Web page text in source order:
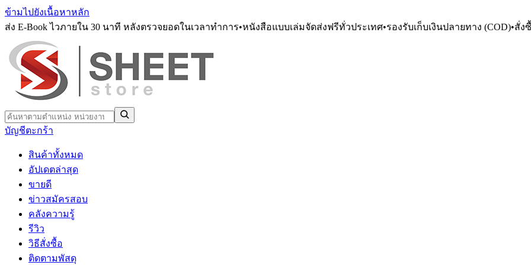
ข้ามไปยังเนื้อหาหลัก
ส่ง E-Book ไวภายใน 30 นาที หลังตรวจยอดในเวลาทำการ•หนังสือแบบเล่มจัดส่งฟรีทั่วประเทศ•รองรับเก็บเงินปลายทาง (COD)•สั่ง
บัญชีตะกร้า
สินค้าทั้งหมด
อัปเดตล่าสุด
ขายดี
ข่าวสมัครสอบ
คลังความรู้
รีวิว
วิธีสั่งซื้อ
ติดตามพัสดุ